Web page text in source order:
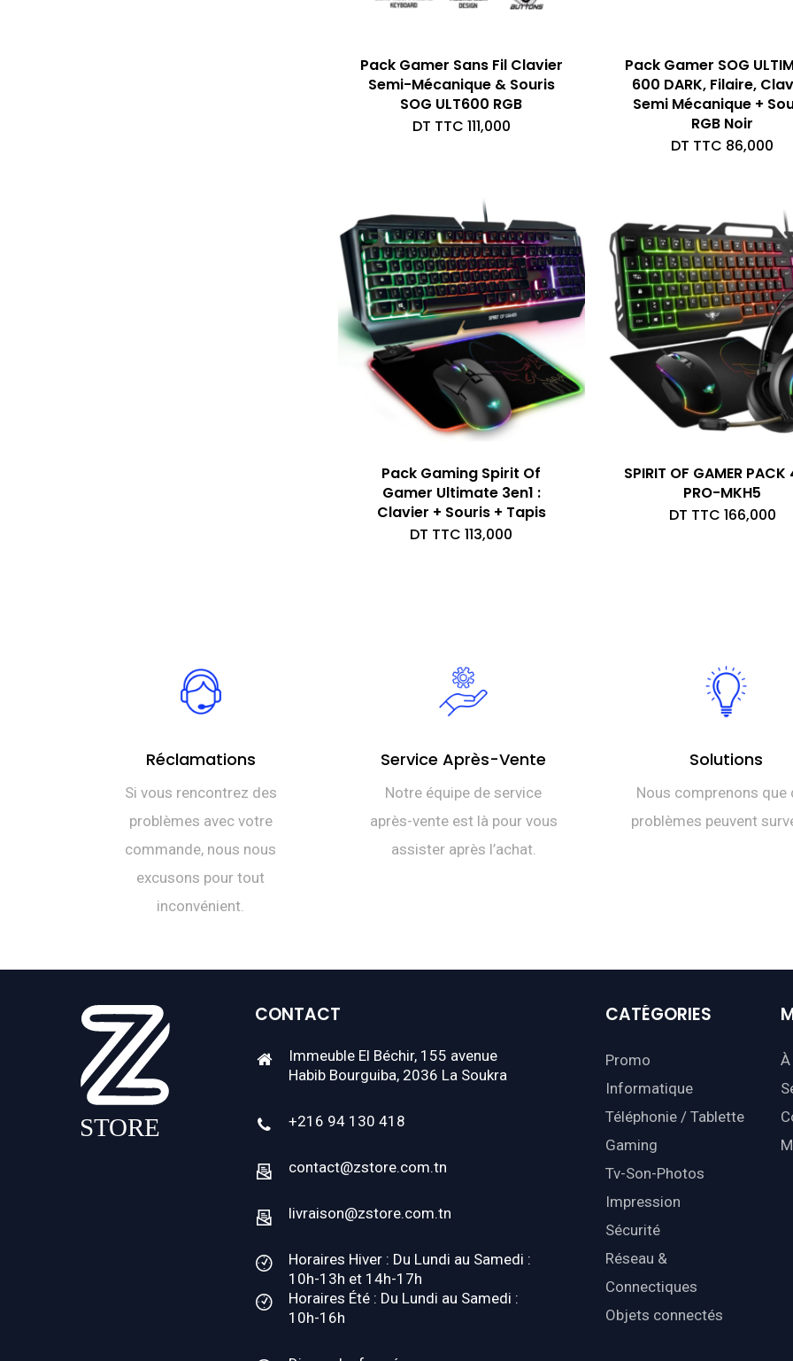
Pack Gamer Sans Fil Clavier
Semi-Mécanique & Souris
SOG ULT600 RGB
DT TTC 111,000
Pack Gamer SOG
600 DARK, Filaire,
Semi Mécanique +
RGB Noir
DT TTC 86,000
Pack Gaming Spirit Of
Gamer Ultimate 3en1 :
Clavier + Souris + Tapis
DT TTC 113,000
SPIRIT OF GAMER PACK
PRO-MKH5
DT TTC 166,000
Réclamations
Si vous rencontrez des
problèmes avec votre
commande, nous nous
excusons pour tout
inconvénient.
Service Après-Vente
Notre équipe de service
après-vente est là pour vous
assister après l’achat.
Solutions
Nous comprenons que
problèmes peuvent
CONTACT
Immeuble El Béchir, 155 avenue
Habib Bourguiba, 2036 La Soukra
+216 94 130 418
contact@zstore.com.tn
livraison@zstore.com.tn
Horaires Hiver : Du Lundi au Samedi :
10h-13h et 14h-17h
Horaires Été : Du Lundi au Samedi :
10h-16h
CATÉGORIES
Promo
Informatique
Téléphonie / Tablette
Gaming
Tv-Son-Photos
Impression
Sécurité
Réseau &
Connectiques
Objets connectés